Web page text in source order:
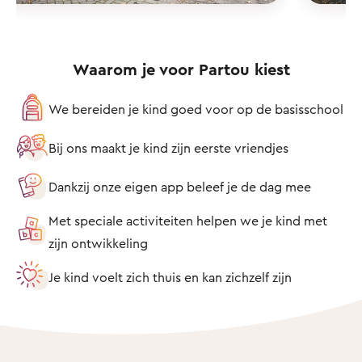
Waarom je voor Partou kiest
We bereiden je kind goed voor op de basisschool
Bij ons maakt je kind zijn eerste vriendjes
Dankzij onze eigen app beleef je de dag mee
Met speciale activiteiten helpen we je kind met
zijn ontwikkeling
Je kind voelt zich thuis en kan zichzelf zijn